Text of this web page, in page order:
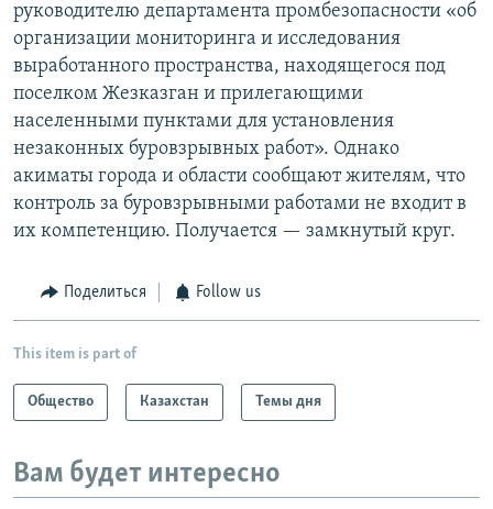
руководителю департамента промбезопасности «об
организации мониторинга и исследования
выработанного пространства, находящегося под
поселком Жезказган и прилегающими
населенными пунктами для установления
незаконных буровзрывных работ». Однако
акиматы города и области сообщают жителям, что
контроль за буровзрывными работами не входит в
их компетенцию. Получается — замкнутый круг.
Поделиться Follow us
This item is part of
Общество Казахстан Темы дня
Вам будет интересно